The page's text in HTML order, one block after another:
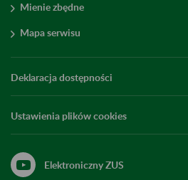
Mienie zbędne
Mapa serwisu
Deklaracja dostępności
Ustawienia plików cookies
Elektroniczny ZUS